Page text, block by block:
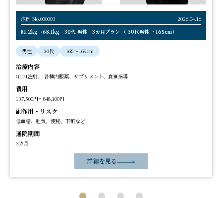
症例 No.000003
2026.04.16
81.2kg→68.1kg 30代 男性 3カ月プラン （ 30代男性 ・165cm）
男性 30代 165〜169cm
治療内容
GLP1注射、 各種内服薬、サプリメント、食事指導
費用
137,500円～848,100円
副作用・リスク
低血糖、吐気、便秘、下痢など
通院期間
3カ月
詳細を見る